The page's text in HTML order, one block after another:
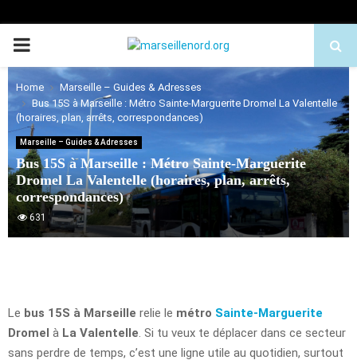
PRIMARY
MENU
Home
Marseille – Guides & Adresses
Bus 15S à Marseille : Métro Sainte-Marguerite Dromel La Valentelle
(horaires, plan, arrêts, correspondances)
Marseille – Guides & Adresses
Bus 15S à Marseille : Métro Sainte-Marguerite
Dromel La Valentelle (horaires, plan, arrêts,
correspondances)
631
Le bus 15S à Marseille relie le métro Sainte-Marguerite
Dromel à La Valentelle . Si tu veux te déplacer dans ce secteur
sans perdre de temps, c’est une ligne utile au quotidien, surtout